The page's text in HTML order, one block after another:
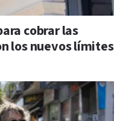
cobrar las
los nuevos límites